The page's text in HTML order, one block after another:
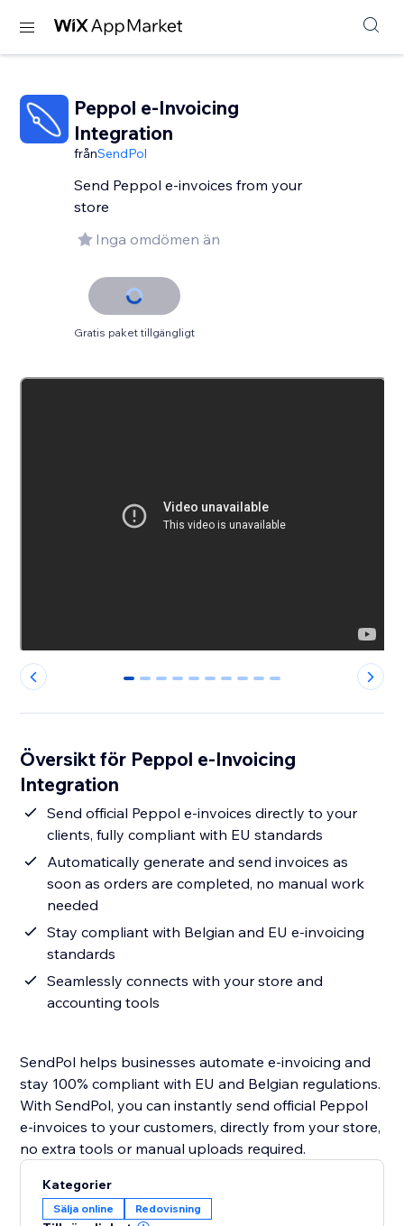
Peppol e-Invoicing
Integration
frånSendPol
Send Peppol e-invoices from your
store
Inga omdömen än
Gratis paket tillgängligt
0 1 2 3 4 5 6 7 8 9
Översikt för Peppol e-Invoicing
Integration
Send official Peppol e-invoices directly to your
clients, fully compliant with EU standards
Automatically generate and send invoices as
soon as orders are completed, no manual work
needed
Stay compliant with Belgian and EU e-invoicing
standards
Seamlessly connects with your store and
accounting tools
SendPol helps businesses automate e-invoicing and
stay 100% compliant with EU and Belgian regulations.
With SendPol, you can instantly send official Peppol
e-invoices to your customers, directly from your store,
no extra tools or manual uploads required.
Kategorier
Sälja online Redovisning